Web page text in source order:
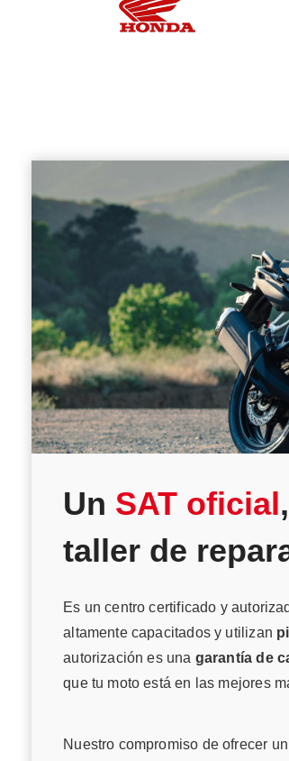
Un SAT oficial
taller de
Es un centro certificado y
altamente capacitados y utilizan
autorización es una garantía de
que tu moto está en las mejores
Nuestro compromiso de ofrecer